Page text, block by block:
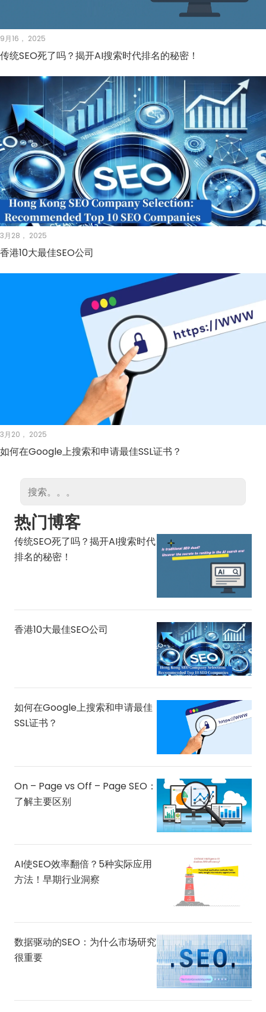
9月16， 2025
传统SEO死了吗？揭开AI搜索时代排名的秘密！
3月28， 2025
香港10大最佳SEO公司
3月20， 2025
如何在Google上搜索和申请最佳SSL证书？
热门博客
传统SEO死了吗？揭开AI搜索时代
排名的秘密！
香港10大最佳SEO公司
如何在Google上搜索和申请最佳
SSL证书？
On – Page vs Off – Page SEO：
了解主要区别
AI使SEO效率翻倍？5种实际应用
方法！早期行业洞察
数据驱动的SEO：为什么市场研究
很重要